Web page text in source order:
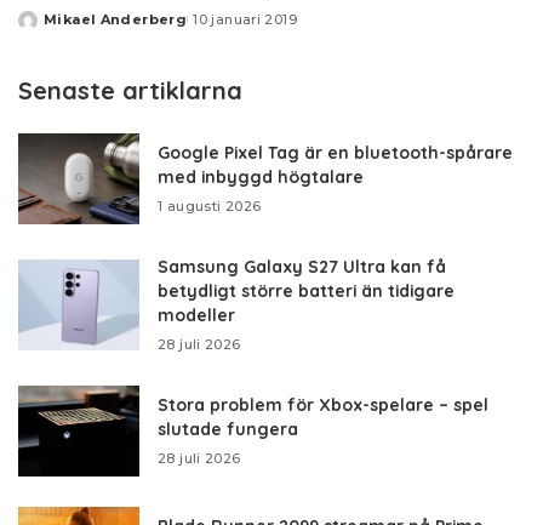
Posted
Mikael Anderberg 10 januari 2019
Senaste artiklarna
Google Pixel Tag är en bluetooth-spårare
med inbyggd högtalare
1 augusti 2026
Samsung Galaxy S27 Ultra kan få
betydligt större batteri än tidigare
modeller
28 juli 2026
Stora problem för Xbox-spelare – spel
slutade fungera
28 juli 2026